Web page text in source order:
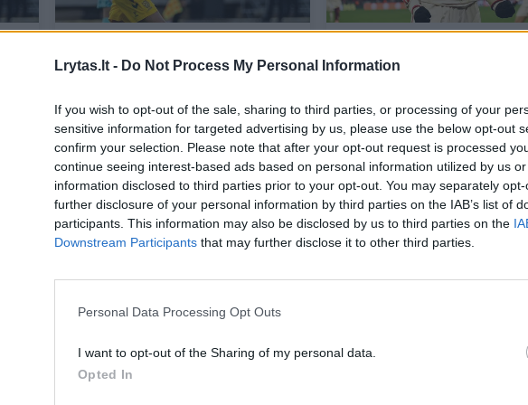
Lrytas.lt - Do Not Process My Personal Information
If you wish to opt-out of the sale, sharing to third parties, or processing of your
sensitive information for targeted advertising by us, please use the below opt-out
confirm your selection. Please note that after your opt-out request is processed
continue seeing interest-based ads based on personal information utilized by us
information disclosed to third parties prior to your opt-out. You may separately
further disclosure of your personal information by third parties on the IAB’s list of
participants. This information may also be disclosed by us to third parties on the
Downstream Participants that may further disclose it to other third parties.
Personal Data Processing Opt Outs
I want to opt-out of the Sharing of my personal data.
Opted In
futbolo milžinas iš Škotijos
Sportas
akimirkomis išsigelbėjo
baigė kelionę
lygoje
Sportas 2025-02-18
4